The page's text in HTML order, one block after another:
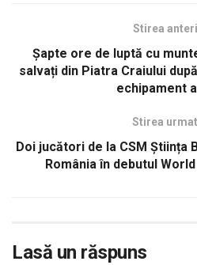
Stirea
Șapte ore de luptă cu
salvați din Piatra Craiului
echipament
Stirea
Doi jucători de la CSM Știința
România în debutul
Lasă un răspuns